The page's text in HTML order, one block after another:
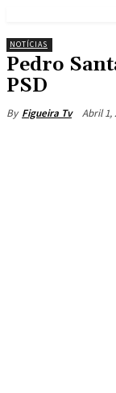
NOTÍCIAS
Pedro
PSD
By Figueira Tv Abril 1,